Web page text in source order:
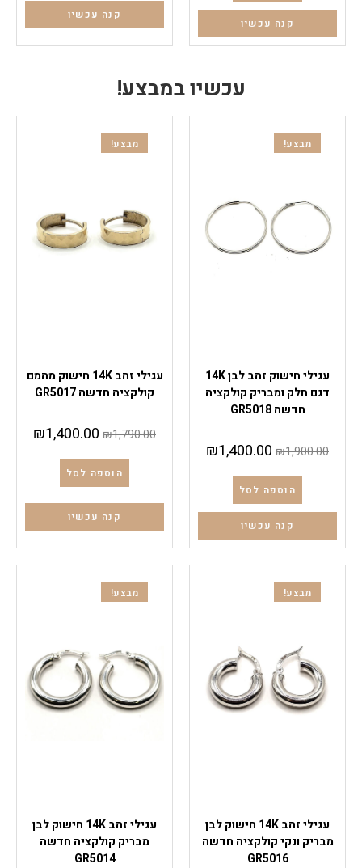
קנה עכשיו
קנה עכשיו
עכשיו במבצע!
מבצע!
עגילי חישוק זהב לבן 14K
דגם חלק ומבריק קולקציה
חדשה GR5018
₪1,900.00
₪1,400.00
הוספה לסל
קנה עכשיו
מבצע!
עגילי זהב 14K חישוק מהמם
קולקציה חדשה GR5017
₪1,790.00
₪1,400.00
הוספה לסל
קנה עכשיו
מבצע!
עגילי זהב 14K חישוק לבן
מבריק ונקי קולקציה חדשה
GR5016
מבצע!
עגילי זהב 14K חישוק לבן
מבריק קולקציה חדשה
GR5014